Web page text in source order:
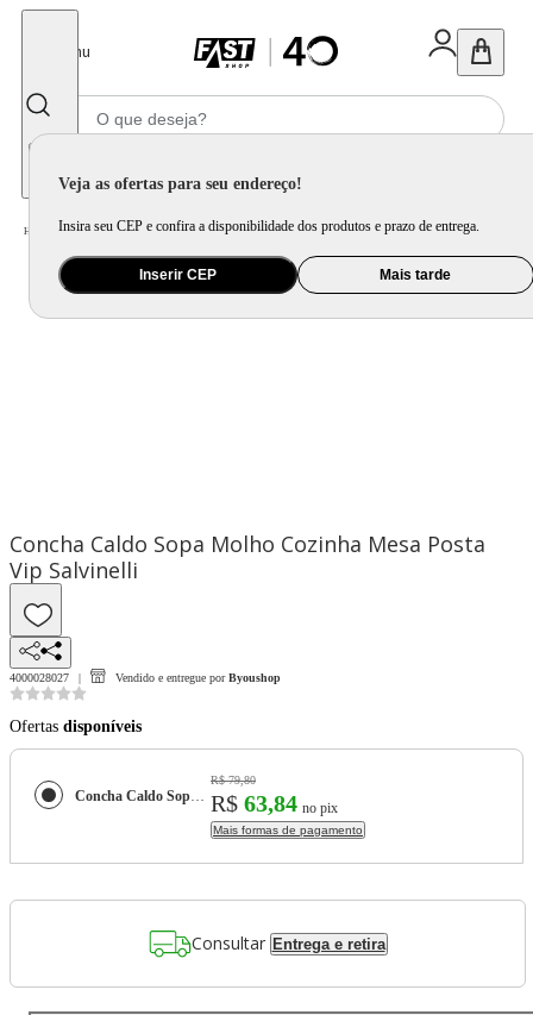
Menu
Veja as ofertas para seu endereço!
Insira seu CEP e confira a disponibilidade dos produtos e prazo de entrega.
Inserir CEP Mais tarde
Home Utilidade Doméstica Cozinha / Utensílio de Preparo
Concha Caldo Sopa Molho Cozinha Mesa Posta
Vip Salvinelli
4000028027 Vendido e entregue por Byoushop
Ofertas disponíveis
Concha Caldo Sopa Molho Cozinha Mesa Posta Vip Salvinelli
R$ 79,80
R$ 63,84 no pix
Mais formas de pagamento
Consultar Entrega e retira